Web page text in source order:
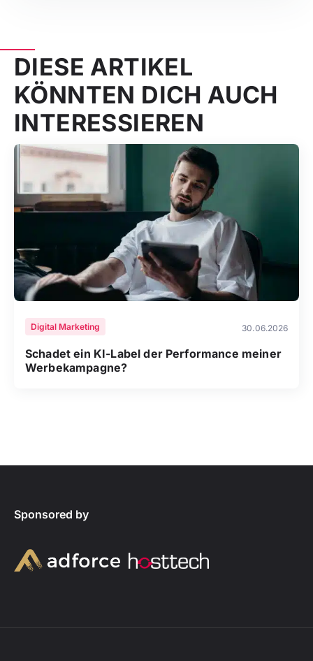
DIESE ARTIKEL
KÖNNTEN DICH AUCH
INTERESSIEREN
Digital Marketing 30.06.2026
Schadet ein KI-Label der Performance meiner
Werbekampagne?
Sponsored by